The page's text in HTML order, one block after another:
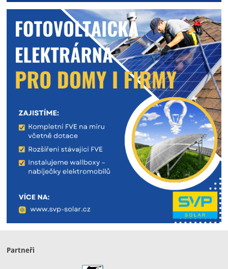
Partneři